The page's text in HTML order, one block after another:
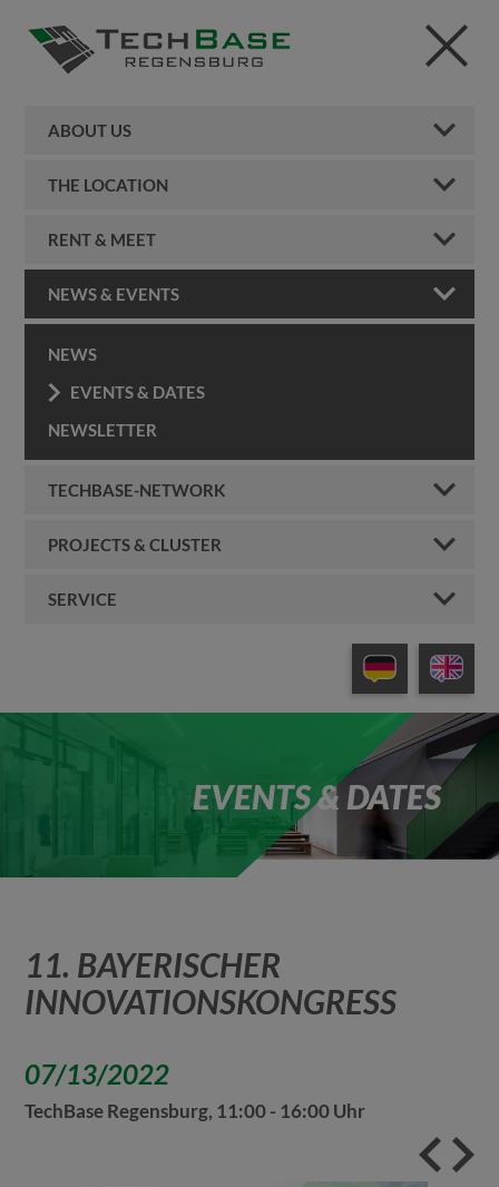
ABOUT US
THE LOCATION
RENT & MEET
NEWS & EVENTS
NEWS
EVENTS & DATES
NEWSLETTER
TECHBASE-NETWORK
PROJECTS & CLUSTER
SERVICE
EVENTS & DATES
11. BAYERISCHER
INNOVATIONSKONGRESS
07/13/2022
TechBase Regensburg, 11:00 - 16:00 Uhr